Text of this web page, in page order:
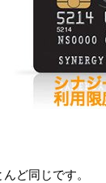
ど同じです。